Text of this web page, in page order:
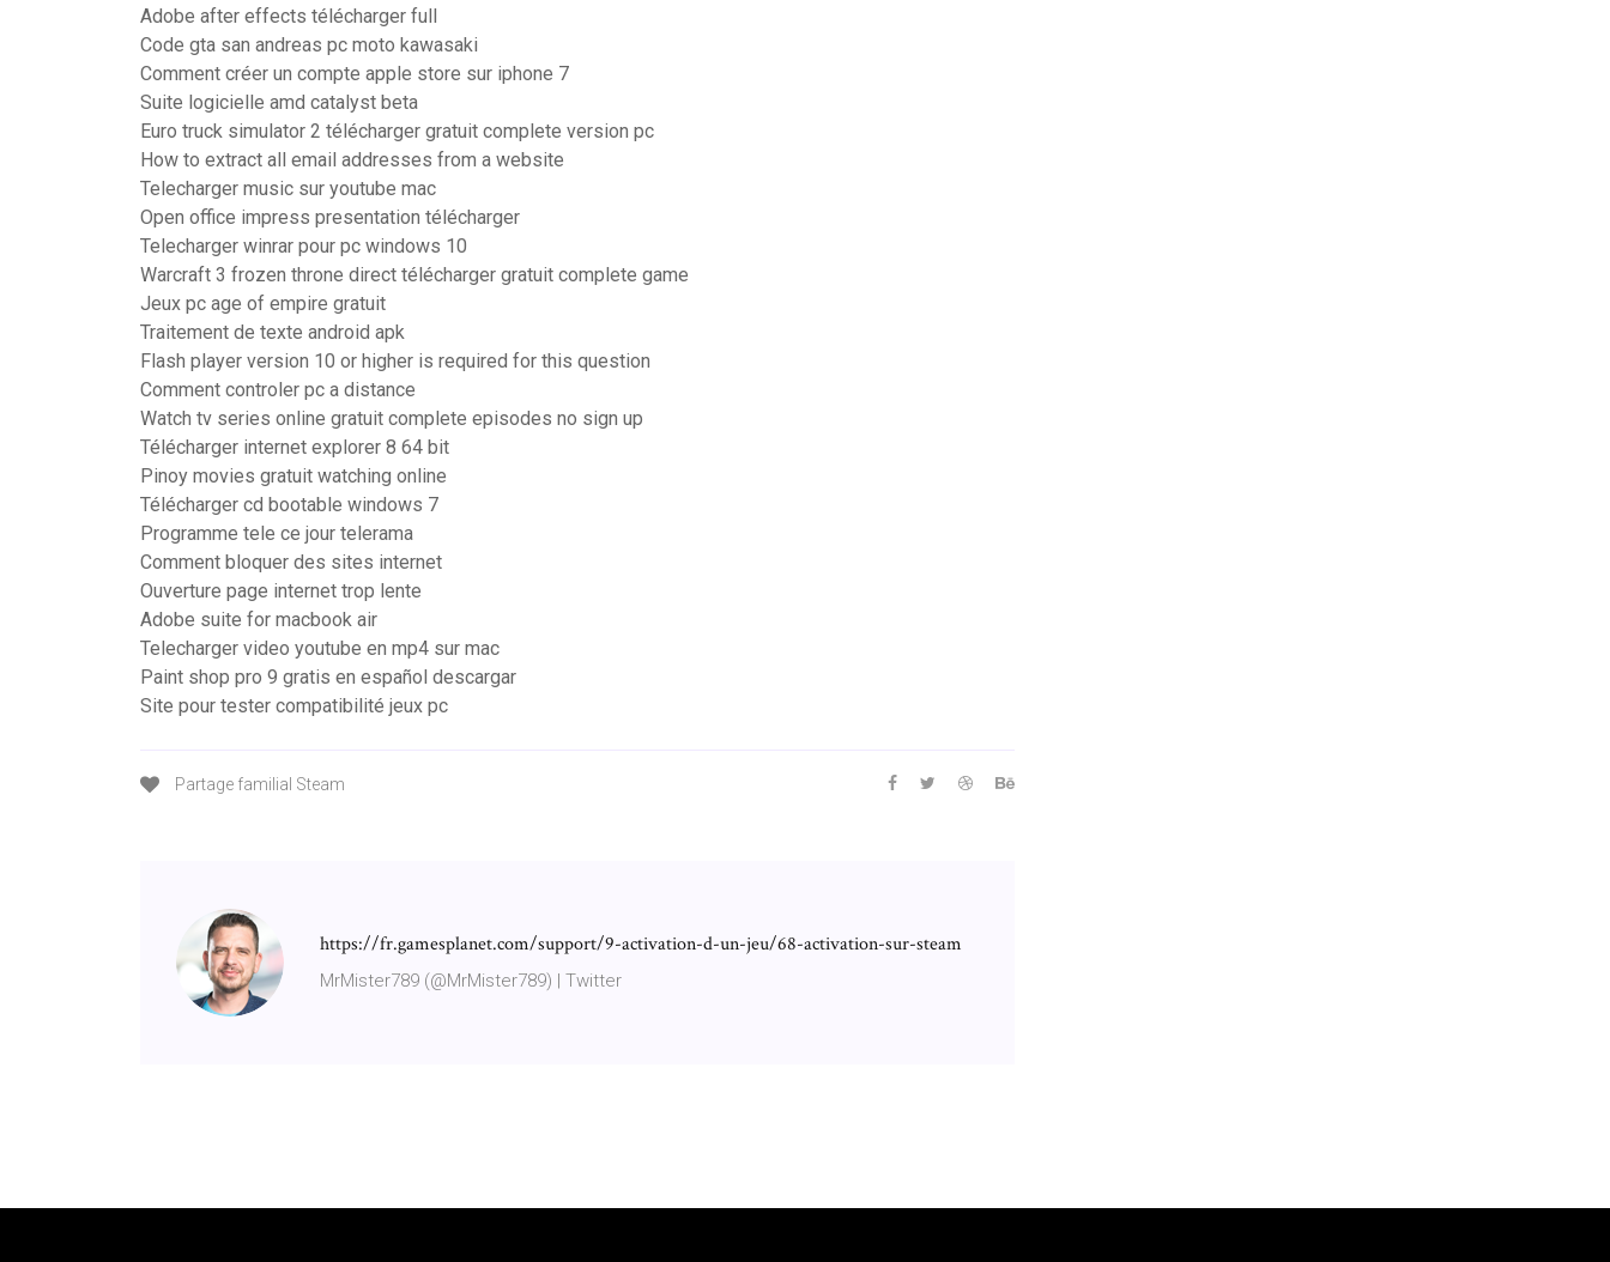
Adobe after effects télécharger full
Code gta san andreas pc moto kawasaki
Comment créer un compte apple store sur iphone 7
Suite logicielle amd catalyst beta
Euro truck simulator 2 télécharger gratuit complete version pc
How to extract all email addresses from a website
Telecharger music sur youtube mac
Open office impress presentation télécharger
Telecharger winrar pour pc windows 10
Warcraft 3 frozen throne direct télécharger gratuit complete game
Jeux pc age of empire gratuit
Traitement de texte android apk
Flash player version 10 or higher is required for this question
Comment controler pc a distance
Watch tv series online gratuit complete episodes no sign up
Télécharger internet explorer 8 64 bit
Pinoy movies gratuit watching online
Télécharger cd bootable windows 7
Programme tele ce jour telerama
Comment bloquer des sites internet
Ouverture page internet trop lente
Adobe suite for macbook air
Telecharger video youtube en mp4 sur mac
Paint shop pro 9 gratis en español descargar
Site pour tester compatibilité jeux pc
Partage familial Steam
https://fr.gamesplanet.com/support/9-activation-d-un-jeu/68-activation-sur-steam
MrMister789 (@MrMister789) | Twitter